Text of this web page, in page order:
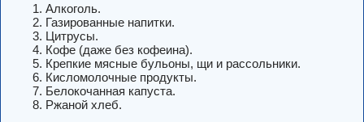
Алкоголь.
Газированные напитки.
Цитрусы.
Кофе (даже без кофеина).
Крепкие мясные бульоны, щи и рассольники.
Кисломолочные продукты.
Белокочанная капуста.
Ржаной хлеб.